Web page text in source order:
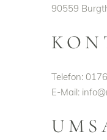
90559
Telefon:
E-Mail: